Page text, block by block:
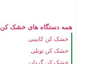
همه دستگاه های خشک کن
خشک کن کابینی
خشک کن تونلی
خشک کن گردان